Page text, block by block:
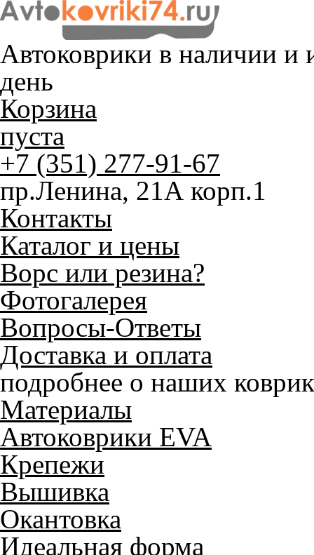
Автоковрики в наличии и
день
Корзина
пуста
+7 (351) 277-91-67
пр.Ленина, 21А корп.1
Контакты
Каталог и цены
Ворс или резина?
Фотогалерея
Вопросы-Ответы
Доставка и оплата
подробнее о наших
Материалы
Автоковрики EVA
Крепежи
Вышивка
Окантовка
Идеальная форма